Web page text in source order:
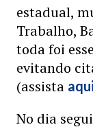
estadual,
Trabalho,
toda foi
evitando
(assista aqui
No dia